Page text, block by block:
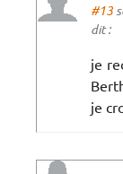
#13
dit :
je
je